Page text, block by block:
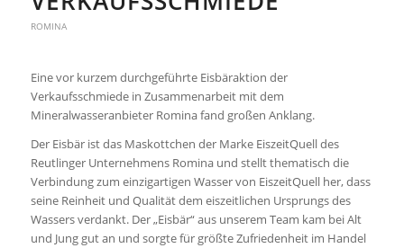
ROMINA
Eine vor kurzem durchgeführte Eisbäraktion der
Verkaufsschmiede in Zusammenarbeit mit dem
Mineralwasseranbieter Romina fand großen Anklang.
Der Eisbär ist das Maskottchen der Marke EiszeitQuell des
Reutlinger Unternehmens Romina und stellt thematisch die
Verbindung zum einzigartigen Wasser von EiszeitQuell her, dass
seine Reinheit und Qualität dem eiszeitlichen Ursprungs des
Wassers verdankt. Der „Eisbär“ aus unserem Team kam bei Alt
und Jung gut an und sorgte für größte Zufriedenheit im Handel